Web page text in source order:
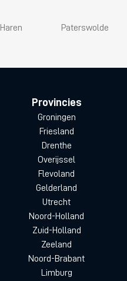
Haren Paterswolde
Provincies
Groningen
Friesland
Drenthe
Overijssel
Flevoland
Gelderland
Utrecht
Noord-Holland
Zuid-Holland
Zeeland
Noord-Brabant
Limburg